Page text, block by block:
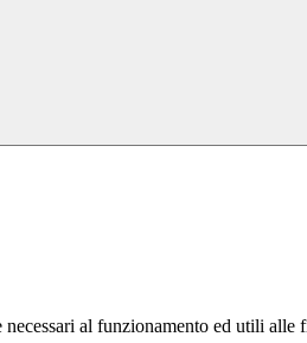
al funzionamento ed utili alle